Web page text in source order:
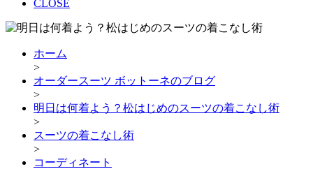
CLOSE
ホーム
>
オーダースーツ ボットーネのブログ
>
明日は何着よう？松はじめのスーツの着こなし術
>
スーツの着こなし術
>
コーディネート